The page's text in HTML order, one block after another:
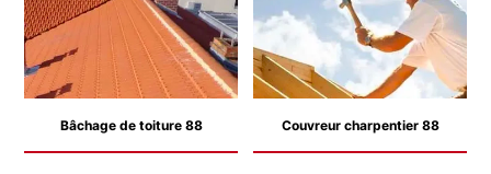
Bâchage de toiture 88 Couvreur charpentier 88